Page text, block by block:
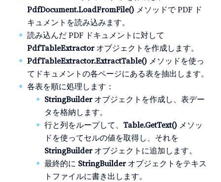
PdfDocument.LoadFromFile() メソッドで PDF ド
キュメントを読み込みます。
読み込んだ PDF ドキュメントに対して
PdfTableExtractorオブジェクトを作成します。
PdfTableExtractor.ExtractTable() メソッドを使っ
てドキュメントの各ページにある表を抽出します。
各表を順に処理します：
StringBuilderオブジェクトを作成し、表デー
タを格納します。
行と列をループして、Table.GetText() メソッ
ドを使ってセルの値を取得し、それを
StringBuilderオブジェクトに追加します。
最終的に StringBuilderオブジェクトをテキス
トファイルに書き出します。